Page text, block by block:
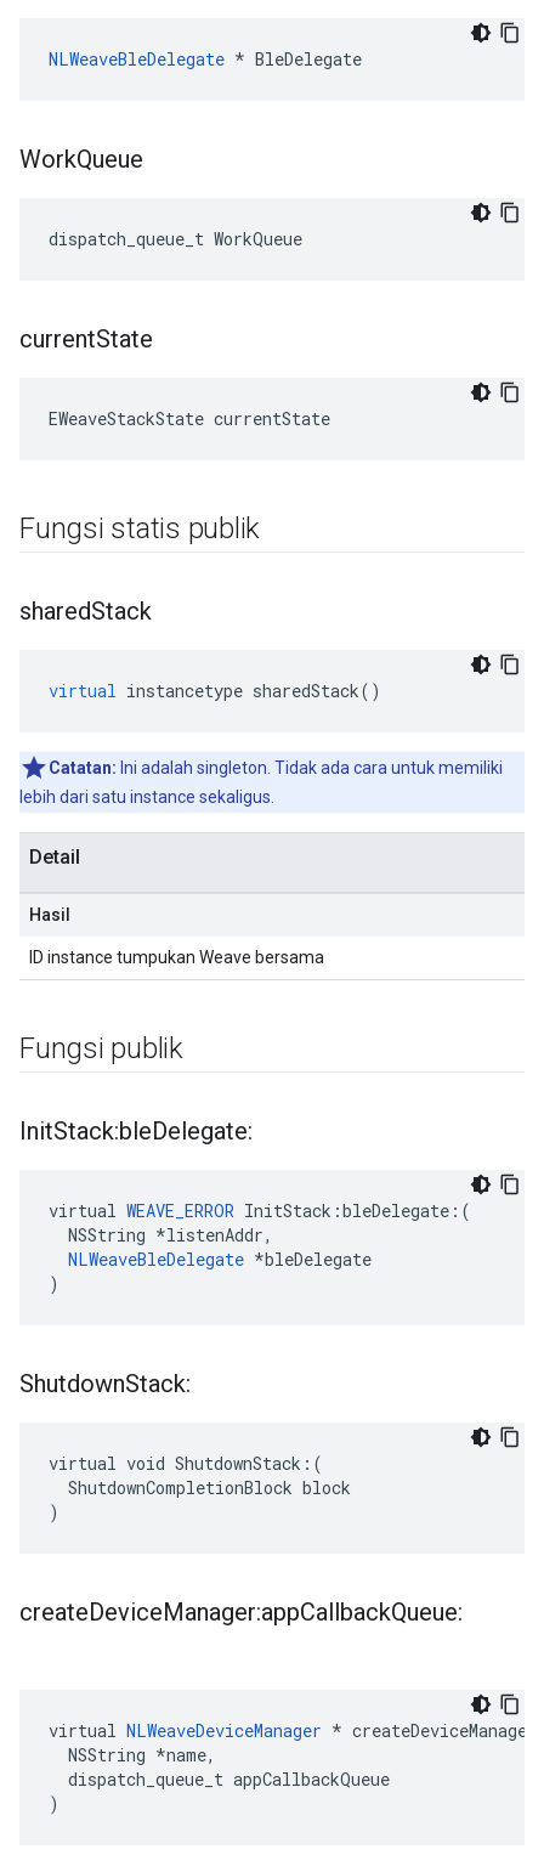
NLWeaveBleDelegate * BleDelegate
WorkQueue
dispatch_queue_t WorkQueue
currentState
EWeaveStackState currentState
Fungsi statis publik
sharedStack
virtual instancetype sharedStack()
Catatan: Ini adalah singleton. Tidak ada cara untuk memiliki
lebih dari satu instance sekaligus.
Detail
Hasil
ID instance tumpukan Weave bersama
Fungsi publik
InitStack:bleDelegate:
virtual WEAVE_ERROR InitStack:bleDelegate:(
  NSString *listenAddr,
NLWeaveBleDelegate *bleDelegate
)
ShutdownStack:
virtual void ShutdownStack:(
  ShutdownCompletionBlock block
)
createDeviceManager:appCallbackQueue:
virtual NLWeaveDeviceManager *
  NSString *name,
  dispatch_queue_t appCallbackQueue
)